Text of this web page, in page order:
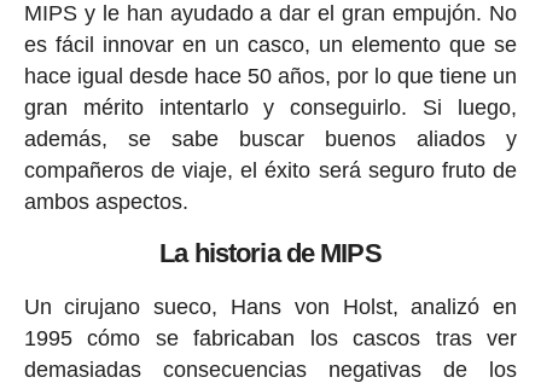
MIPS y le han ayudado a dar el gran empujón. No
es fácil innovar en un casco, un elemento que se
hace igual desde hace 50 años, por lo que tiene un
gran mérito intentarlo y conseguirlo. Si luego,
además, se sabe buscar buenos aliados y
compañeros de viaje, el éxito será seguro fruto de
ambos aspectos.
La historia de MIPS
Un cirujano sueco, Hans von Holst, analizó en
1995 cómo se fabricaban los cascos tras ver
demasiadas consecuencias negativas de los